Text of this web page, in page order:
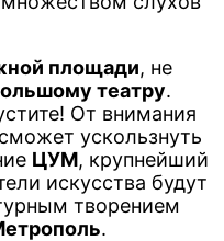
площади, не
театру.
От внимания
ускользнуть
ЦУМ, крупнейший
искусства будут
творением
.